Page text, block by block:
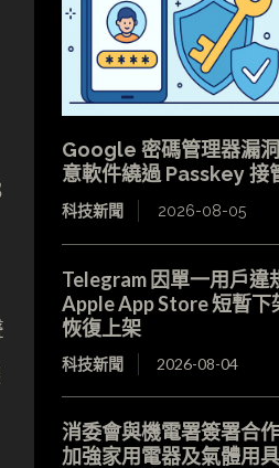
Google 密碼管理器漏
意軟件繞過 Passkey 接
科技新聞 2026-08-05
Telegram 因單一用戶違
Apple App Store 短暫下
恢復上架
科技新聞 2026-08-04
消委會與機電署簽署合
加強家用電器及氣體用